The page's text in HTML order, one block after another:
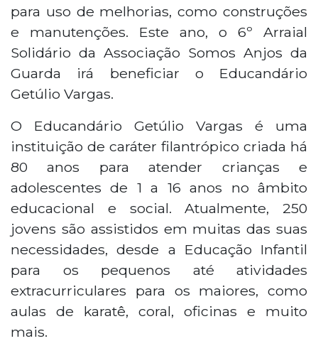
para uso de melhorias, como construções
e manutenções. Este ano, o 6º Arraial
Solidário da Associação Somos Anjos da
Guarda irá beneficiar o Educandário
Getúlio Vargas.
O Educandário Getúlio Vargas é uma
instituição de caráter filantrópico criada há
80 anos para atender crianças e
adolescentes de 1 a 16 anos no âmbito
educacional e social. Atualmente, 250
jovens são assistidos em muitas das suas
necessidades, desde a Educação Infantil
para os pequenos até atividades
extracurriculares para os maiores, como
aulas de karatê, coral, oficinas e muito
mais.